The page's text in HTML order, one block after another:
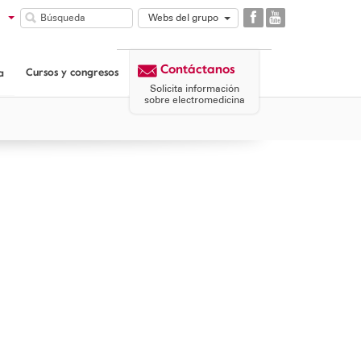
Webs del grupo
COMUNIDAD
GAES
CORPORATIVA
GAES
Cursos y congresos Contáctanos
Solicita información
sobre electromedicina